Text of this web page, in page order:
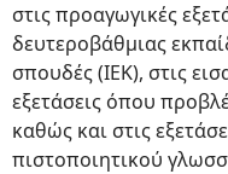
στις προαγωγικές
δευτεροβάθμιας
σπουδές (ΙΕΚ), στις
εξετάσεις όπου
καθώς και στις
πιστοποιητικού